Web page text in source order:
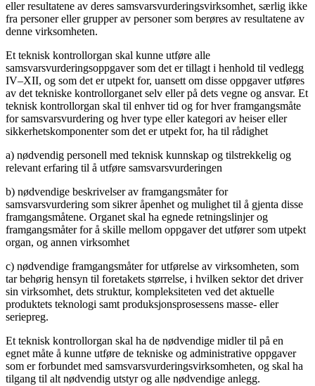
eller resultatene av deres samsvarsvurderingsvirksomhet, særlig ikke
fra personer eller grupper av personer som berøres av resultatene av
denne virksomheten.
Et teknisk kontrollorgan skal kunne utføre alle
samsvarsvurderingsoppgaver som det er tillagt i henhold til vedlegg
IV–XII, og som det er utpekt for, uansett om disse oppgaver utføres
av det tekniske kontrollorganet selv eller på dets vegne og ansvar. Et
teknisk kontrollorgan skal til enhver tid og for hver framgangsmåte
for samsvarsvurdering og hver type eller kategori av heiser eller
sikkerhetskomponenter som det er utpekt for, ha til rådighet
a) nødvendig personell med teknisk kunnskap og tilstrekkelig og
relevant erfaring til å utføre samsvarsvurderingen
b) nødvendige beskrivelser av framgangsmåter for
samsvarsvurdering som sikrer åpenhet og mulighet til å gjenta disse
framgangsmåtene. Organet skal ha egnede retningslinjer og
framgangsmåter for å skille mellom oppgaver det utfører som utpekt
organ, og annen virksomhet
c) nødvendige framgangsmåter for utførelse av virksomheten, som
tar behørig hensyn til foretakets størrelse, i hvilken sektor det driver
sin virksomhet, dets struktur, kompleksiteten ved det aktuelle
produktets teknologi samt produksjonsprosessens masse- eller
seriepreg.
Et teknisk kontrollorgan skal ha de nødvendige midler til på en
egnet måte å kunne utføre de tekniske og administrative oppgaver
som er forbundet med samsvarsvurderingsvirksomheten, og skal ha
tilgang til alt nødvendig utstyr og alle nødvendige anlegg.